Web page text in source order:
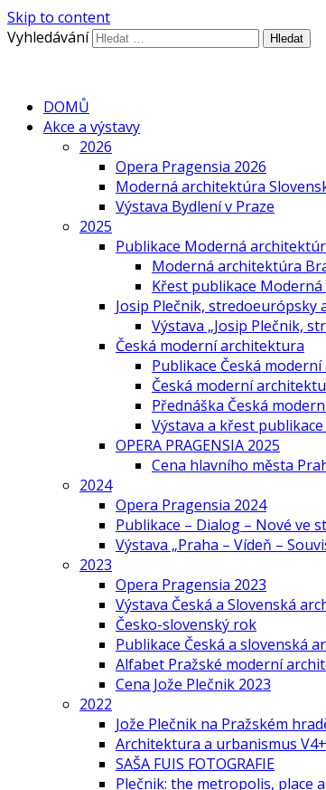
Skip to content
Vyhledávání
DOMŮ
Akce a výstavy
2026
Opera Pragensia 2026
Moderná architektúra
Výstava Bydlení v Praze
2025
Publikace Moderná
Moderná architektúra
Křest publikace
Josip Plečnik, stredoeurópsky
Výstava „Josip Plečnik,
Česká moderní architektura
Publikace Česká
Česká moderní
Přednáška Česká
Výstava a křest
OPERA PRAGENSIA 2025
Cena hlavního města
2024
Opera Pragensia 2024
Publikace – Dialog – Nové ve
Výstava „Praha – Vídeň –
2023
Opera Pragensia 2023
Výstava Česká a Slovenská
Česko-slovenský rok
Publikace Česká a slovenská
Alfabet Pražské moderní
Cena Jože Plečnik 2023
2022
Jože Plečnik na Pražském
Architektura a urbanismus
SAŠA FUIS FOTOGRAFIE
Plečnik: the metropolis, place